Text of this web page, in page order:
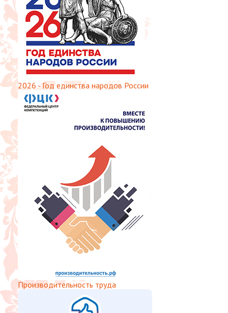
2026 - Год единства народов России
Производительность труда